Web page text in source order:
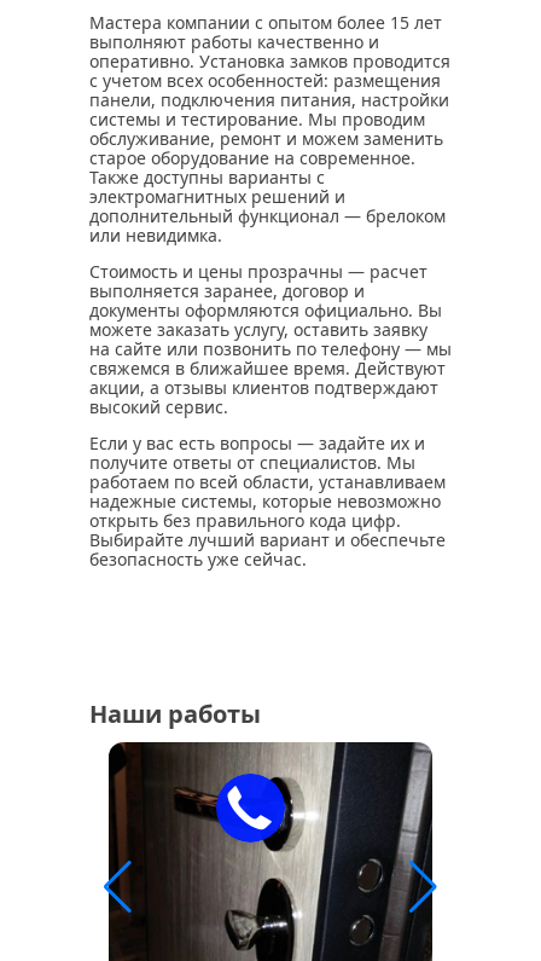
Мастера компании с опытом более 15 лет
выполняют работы качественно и
оперативно. Установка замков проводится
с учетом всех особенностей: размещения
панели, подключения питания, настройки
системы и тестирование. Мы проводим
обслуживание, ремонт и можем заменить
старое оборудование на современное.
Также доступны варианты с
электромагнитных решений и
дополнительный функционал — брелоком
или невидимка.
Стоимость и цены прозрачны — расчет
выполняется заранее, договор и
документы оформляются официально. Вы
можете заказать услугу, оставить заявку
на сайте или позвонить по телефону — мы
свяжемся в ближайшее время. Действуют
акции, а отзывы клиентов подтверждают
высокий сервис.
Если у вас есть вопросы — задайте их и
получите ответы от специалистов. Мы
работаем по всей области, устанавливаем
надежные системы, которые невозможно
открыть без правильного кода цифр.
Выбирайте лучший вариант и обеспечьте
безопасность уже сейчас.
Наши работы